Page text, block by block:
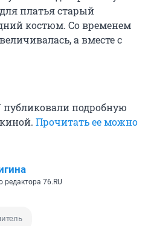
платья старый
костюм. Со временем
а вместе с
публиковали подробную
Прочитать ее можно
редактора 76.RU